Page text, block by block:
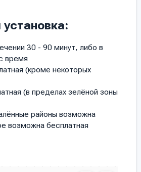
30 - 90 минут, либо в
время
(кроме некоторых
(в пределах зелёной зоны
районы возможна
возможна бесплатная